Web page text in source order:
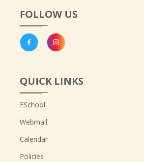
FOLLOW US
QUICK LINKS
ESchool
Webmail
Calendar
Policies